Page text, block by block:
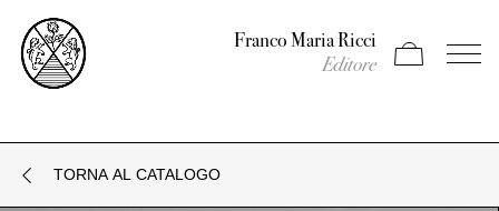
Franco Maria Ricci
Editore Apri carrello
Apri il
TORNA AL CATALOGO